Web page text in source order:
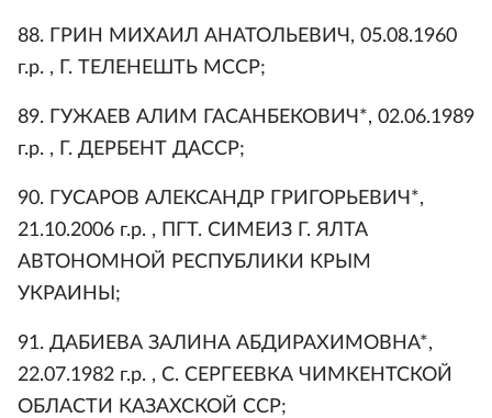
88. ГРИН МИХАИЛ АНАТОЛЬЕВИЧ, 05.08.1960
г.р. , Г. ТЕЛЕНЕШТЬ МССР;
89. ГУЖАЕВ АЛИМ ГАСАНБЕКОВИЧ*, 02.06.1989
г.р. , Г. ДЕРБЕНТ ДАССР;
90. ГУСАРОВ АЛЕКСАНДР ГРИГОРЬЕВИЧ*,
21.10.2006 г.р. , ПГТ. СИМЕИЗ Г. ЯЛТА
АВТОНОМНОЙ РЕСПУБЛИКИ КРЫМ
УКРАИНЫ;
91. ДАБИЕВА ЗАЛИНА АБДИРАХИМОВНА*,
22.07.1982 г.р. , С. СЕРГЕЕВКА ЧИМКЕНТСКОЙ
ОБЛАСТИ КАЗАХСКОЙ ССР;